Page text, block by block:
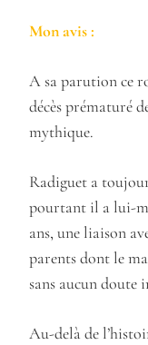
Mon avis :
A sa parution ce
décès prématuré
mythique.
Radiguet a
pourtant il a lui-
ans, une liaison
parents dont le
sans aucun doute
Au-delà de